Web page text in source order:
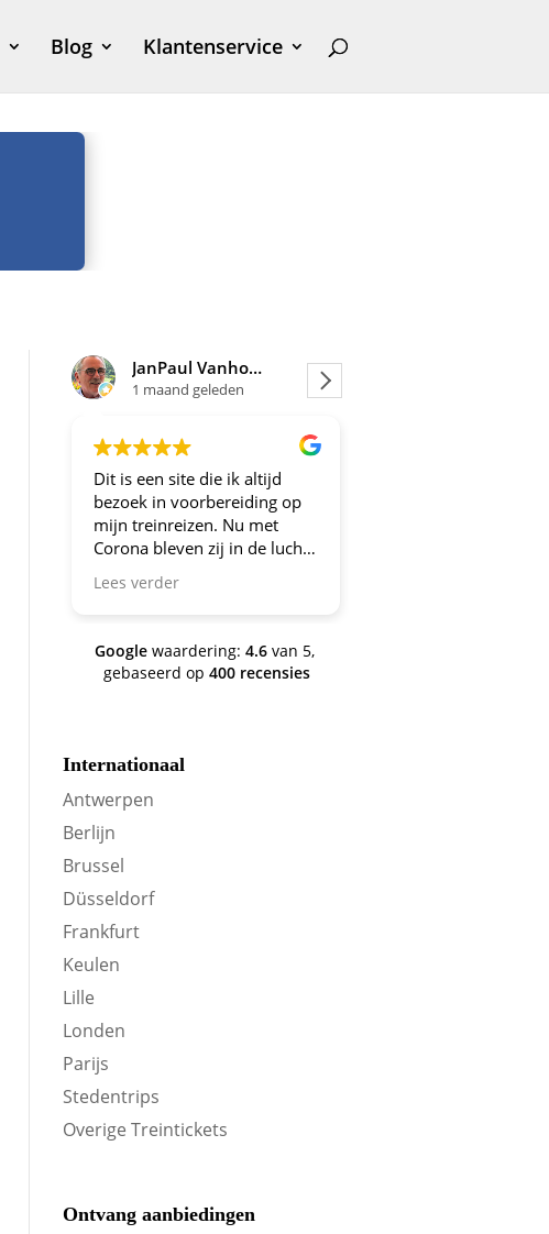
Blog Klantenservice
JanPaul Vanhoven
1 maand geleden
Dit is een site die ik altijd
bezoek in voorbereiding op
mijn treinreizen. Nu met
Corona bleven zij in de lucht.
Bravo en ga zo door! En nu
zijn we een aantal jaren
site om je te oriënteren op
trein-voordeel!
Joosje
1 maand geleden
aanbiedingen!
Google waardering: 4.6 van 5,
gebaseerd op400 recensies
Internationaal
Antwerpen
Berlijn
Brussel
Düsseldorf
Frankfurt
Keulen
Lille
Londen
Parijs
Stedentrips
Overige Treintickets
Ontvang aanbiedingen